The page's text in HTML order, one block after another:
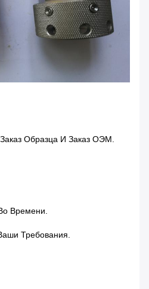
Образца И Заказ ОЭМ.
Времени.
Требования.